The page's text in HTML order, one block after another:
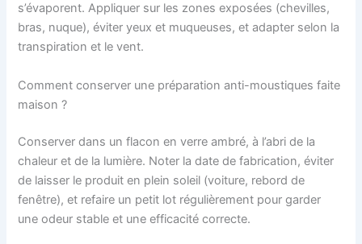
s’évaporent. Appliquer sur les zones exposées (chevilles,
bras, nuque), éviter yeux et muqueuses, et adapter selon la
transpiration et le vent.
Comment conserver une préparation anti-moustiques faite
maison ?
Conserver dans un flacon en verre ambré, à l’abri de la
chaleur et de la lumière. Noter la date de fabrication, éviter
de laisser le produit en plein soleil (voiture, rebord de
fenêtre), et refaire un petit lot régulièrement pour garder
une odeur stable et une efficacité correcte.